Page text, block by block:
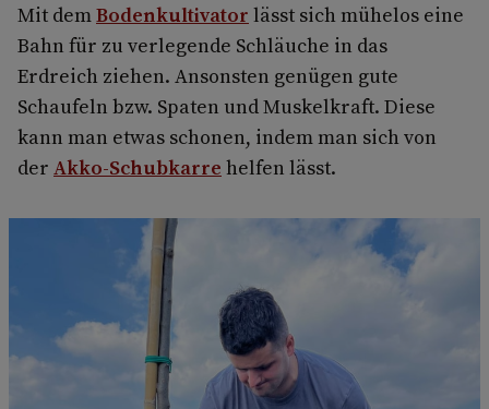
Mit demBodenkultivator lässt sich mühelos eine
Bahn für zu verlegende Schläuche in das
Erdreich ziehen. Ansonsten genügen gute
Schaufeln bzw. Spaten und Muskelkraft. Diese
kann man etwas schonen, indem man sich von
der Akko-Schubkarre helfen lässt.